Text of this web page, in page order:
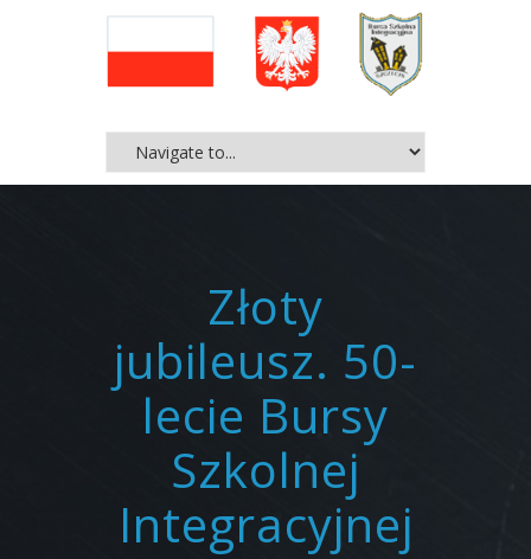
Złoty
jubileusz. 50-
lecie Bursy
Szkolnej
Integracyjnej